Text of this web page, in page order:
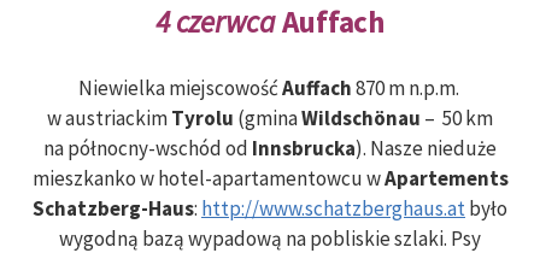
4 czerwcaAuffach
Niewielka miejscowośćAuffach870 m n.p.m.
w austriackimTyrolu (gminaWildschönau – 50 km
na północny-wschód od Innsbrucka). Nasze nieduże
mieszkanko w hotel-apartamentowcu wApartements
Schatzberg-Haus: http://www.schatzberghaus.atbyło
wygodną bazą wypadową na pobliskie szlaki. Psy